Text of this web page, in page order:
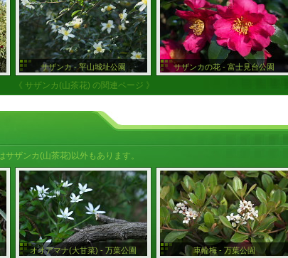
サザンカ - 平山城址公園 サザンカの花 - 富士見台公園
《 サザンカ(山茶花) の関連ページ 》
ザンカ(山茶花)以外もあります。
オオアマナ(大甘菜) - 万葉公園 車輪梅 - 万葉公園